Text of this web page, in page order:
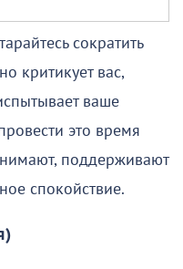
сократить
критикует вас,
ваше
это время
поддерживают
спокойствие.